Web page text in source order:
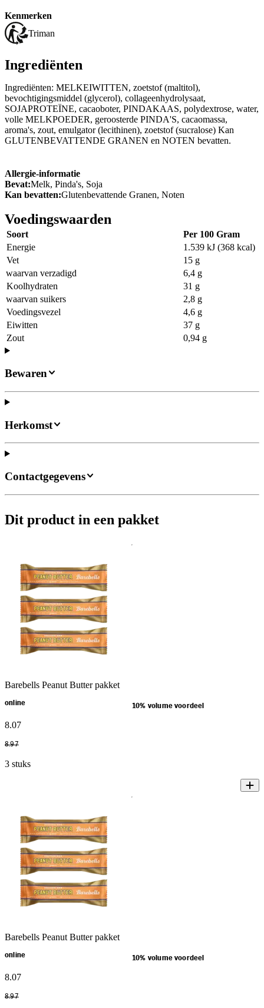
Kenmerken
Triman
Ingrediënten
Ingrediënten: MELKEIWITTEN, zoetstof (maltitol),
bevochtigingsmiddel (glycerol), collageenhydrolysaat,
SOJAPROTEÏNE, cacaoboter, PINDAKAAS, polydextrose, water,
volle MELKPOEDER, geroosterde PINDA'S, cacaomassa,
aroma's, zout, emulgator (lecithinen), zoetstof (sucralose) Kan
GLUTENBEVATTENDE GRANEN en NOTEN bevatten.
Allergie-informatie
Bevat:Melk, Pinda's, Soja
Kan bevatten:Glutenbevattende Granen, Noten
Voedingswaarden
Soort
Per 100 Gram
Energie
1.539 kJ (368 kcal)
Vet
15 g
waarvan verzadigd
6,4 g
Koolhydraten
31 g
waarvan suikers
2,8 g
Voedingsvezel
4,6 g
Eiwitten
37 g
Zout
0,94 g
Bewaren
Herkomst
Contactgegevens
Dit product in een pakket
Barebells Peanut Butter pakket
online 10% volume voordeel
8.07
8.97
3 stuks
Barebells Peanut Butter pakket
online 10% volume voordeel
8.07
8.97